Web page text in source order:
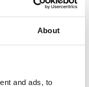
About
and ads, to